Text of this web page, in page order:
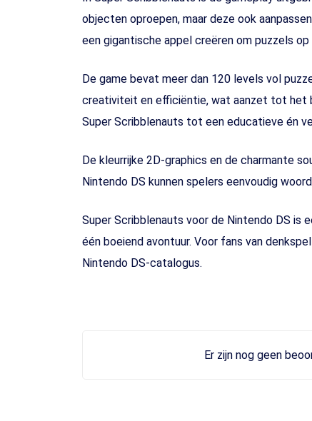
objecten oproepen, maar deze ook
een gigantische appel creëren om puzzels
De game bevat meer dan 120 levels vol
creativiteit en efficiëntie, wat aanzet tot het
Super Scribblenauts tot een educatieve én
De kleurrijke 2D-graphics en de charmante
Nintendo DS kunnen spelers eenvoudig
Super Scribblenauts voor de Nintendo DS is
één boeiend avontuur. Voor fans van
Nintendo DS-catalogus.
Er zijn nog geen